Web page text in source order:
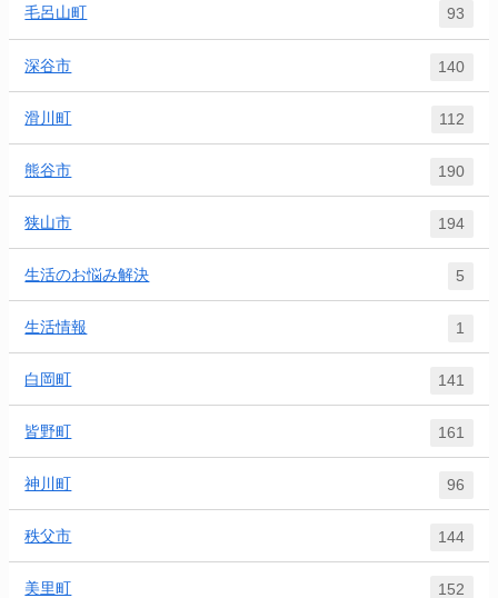
毛呂山町 93
深谷市 140
滑川町 112
熊谷市 190
狭山市 194
生活のお悩み解決 5
生活情報 1
白岡町 141
皆野町 161
神川町 96
秩父市 144
美里町 152